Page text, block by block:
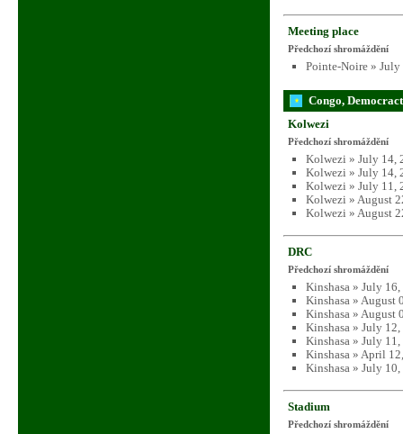
Meeting place
Předchozí shromáždění
Pointe-Noire »
Congo,
Kolwezi
Předchozí shromáždění
Kolwezi » July 14,
Kolwezi » July 14,
Kolwezi » July 11,
Kolwezi » August
Kolwezi » August
DRC
Předchozí shromáždění
Kinshasa » July
Kinshasa » August
Kinshasa » August
Kinshasa » July
Kinshasa » July
Kinshasa » April
Kinshasa » July
Stadium
Předchozí shromáždění